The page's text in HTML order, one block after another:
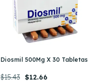
Diosmil 500Mg X 30 Tabletas
$15.43 $12.66